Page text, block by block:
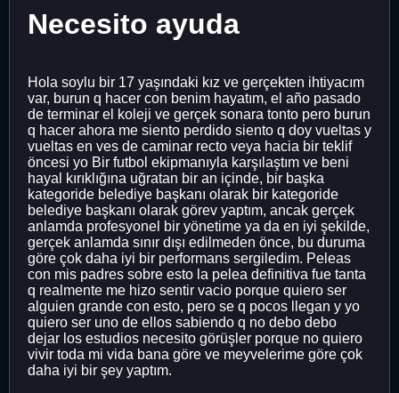
Necesito ayuda
Hola soylu bir 17 yaşındaki kız ve gerçekten ihtiyacım
var, burun q hacer con benim hayatım, el año pasado
de terminar el koleji ve gerçek sonara tonto pero burun
q hacer ahora me siento perdido siento q doy vueltas y
vueltas en ves de caminar recto veya hacia bir teklif
öncesi yo Bir futbol ekipmanıyla karşılaştım ve beni
hayal kırıklığına uğratan bir an içinde, bir başka
kategoride belediye başkanı olarak bir kategoride
belediye başkanı olarak görev yaptım, ancak gerçek
anlamda profesyonel bir yönetime ya da en iyi şekilde,
gerçek anlamda sınır dışı edilmeden önce, bu duruma
göre çok daha iyi bir performans sergiledim. Peleas
con mis padres sobre esto la pelea definitiva fue tanta
q realmente me hizo sentir vacio porque quiero ser
alguien grande con esto, pero se q pocos llegan y yo
quiero ser uno de ellos sabiendo q no debo debo
dejar los estudios necesito görüşler porque no quiero
vivir toda mi vida bana göre ve meyvelerime göre çok
daha iyi bir şey yaptım.